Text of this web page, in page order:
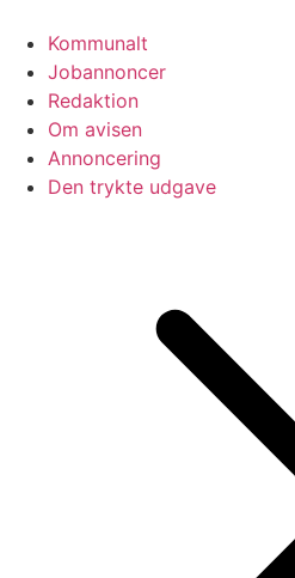
indhold
Kommunalt
Jobannoncer
Redaktion
Om avisen
Annoncering
Den trykte udgave